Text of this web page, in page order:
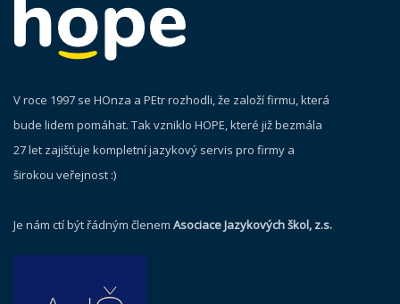
V roce 1997 se HOnza a PEtr rozhodli, že založí firmu, která
bude lidem pomáhat. Tak vzniklo HOPE, které již bezmála
27 let zajišťuje kompletní jazykový servis pro firmy a
širokou veřejnost :)
Je nám ctí být řádným členem Asociace Jazykových škol, z.s.